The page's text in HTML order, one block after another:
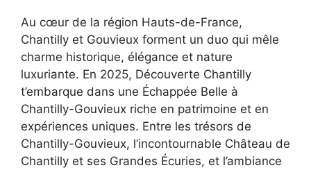
Au cœur de la région Hauts-de-France,
Chantilly et Gouvieux forment un duo qui mêle
charme historique, élégance et nature
luxuriante. En 2025, Découverte Chantilly
t’embarque dans une Échappée Belle à
Chantilly-Gouvieux riche en patrimoine et en
expériences uniques. Entre les trésors de
Chantilly-Gouvieux, l’incontournable Château de
Chantilly et ses Grandes Écuries, et l’ambiance